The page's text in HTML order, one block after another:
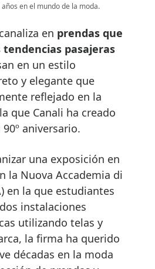
en el mundo de la moda.
en prendas que
pasajeras
en un estilo
y elegante que
reflejado en la
que Canali ha creado
aniversario.
una exposición en
la Nuova Accademia di
en la que estudiantes
instalaciones
utilizando telas y
la firma ha querido
décadas en la moda